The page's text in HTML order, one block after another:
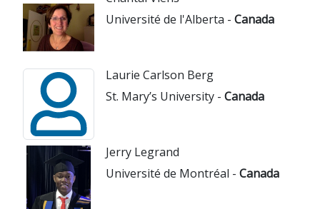
Université de l'Alberta - Canada
Laurie Carlson Berg
St. Mary’s University - Canada
Jerry Legrand
Université de Montréal - Canada